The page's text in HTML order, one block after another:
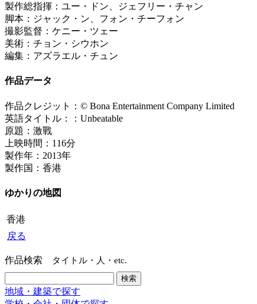
製作総指揮：ユー・ドン、ジェフリー・チャン
脚本：ジャック・ン、フォン・チーフォン
撮影監督：ケニー・ツェー
美術：チョン・シウホン
編集：アズラエル・チュン
作品データ
作品クレジット：© Bona Entertainment Company Limited
英語タイトル：：Unbeatable
原題：激戰
上映時間：116分
製作年：2013年
製作国：香港
ゆかりの地図
香港
戻る
作品検索 タイトル・人・etc.
地域・建築で探す